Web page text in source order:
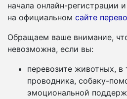
начала онлайн-регистрации
на официальном сайте
Обращаем ваше внимание,
невозможна, если вы:
перевозите животных,
проводника, собаку-
эмоциональной